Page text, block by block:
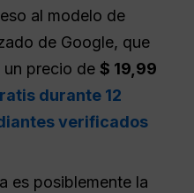
al modelo de
de Google, que
un precio de$ 19,99
durante 12
verificados
es posiblemente la